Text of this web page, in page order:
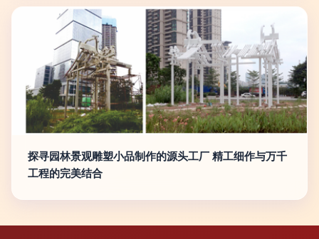
探寻园林景观雕塑小品制作的源头工厂 精工细作与万千
工程的完美结合